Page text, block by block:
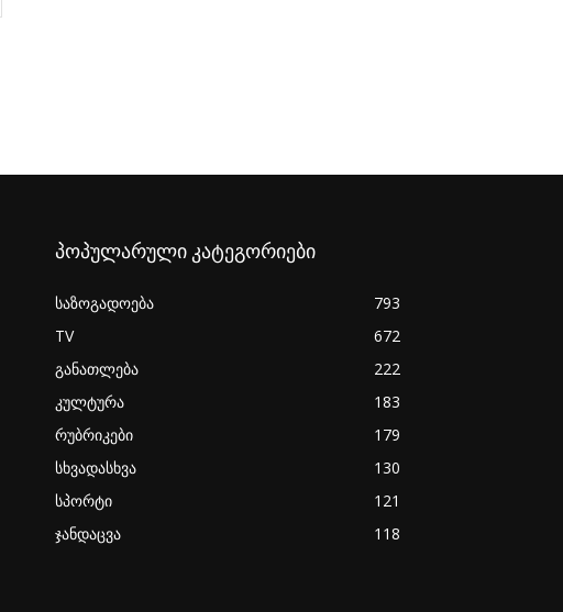
პოპულარული კატეგორიები
საზოგადოება
793
TV
672
განათლება
222
კულტურა
183
რუბრიკები
179
სხვადასხვა
130
სპორტი
121
ჯანდაცვა
118